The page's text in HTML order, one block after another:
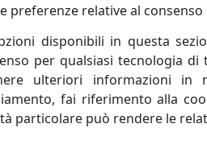
atmosfere e dettagli ludici,
di ogni pezzo,
preferenze relative al
disponibili in questa
per qualsiasi tecnologia
ulteriori informazioni
fai riferimento alla
particolare può rendere le